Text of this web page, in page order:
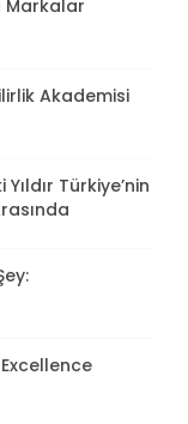
Markalar
Akademisi
Türkiye’nin